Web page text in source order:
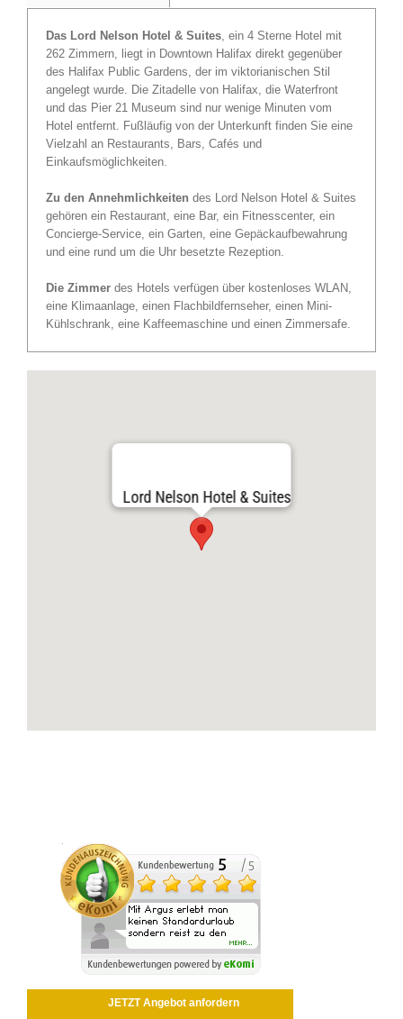
Das Lord Nelson Hotel & Suites , ein 4 Sterne Hotel mit
262 Zimmern, liegt in Downtown Halifax direkt gegenüber
des Halifax Public Gardens, der im viktorianischen Stil
angelegt wurde. Die Zitadelle von Halifax, die Waterfront
und das Pier 21 Museum sind nur wenige Minuten vom
Hotel entfernt. Fußläufig von der Unterkunft finden Sie eine
Vielzahl an Restaurants, Bars, Cafés und
Einkaufsmöglichkeiten.
Zu den Annehmlichkeiten des Lord Nelson Hotel & Suites
gehören ein Restaurant, eine Bar, ein Fitnesscenter, ein
Concierge-Service, ein Garten, eine Gepäckaufbewahrung
und eine rund um die Uhr besetzte Rezeption.
Die Zimmer des Hotels verfügen über kostenloses WLAN,
eine Klimaanlage, einen Flachbildfernseher, einen Mini-
Kühlschrank, eine Kaffeemaschine und einen Zimmersafe.
Lord Nelson Hotel & Suites
JETZT Angebot anfordern